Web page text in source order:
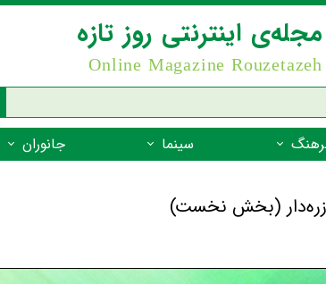
مجله‌ی اینترنتی روز تازه
Online Magazine Rouzetazeh
نام‌نامه
سینما
بهترین فیلم‌ها
جانوران
زره‌دار (بخش نخست)